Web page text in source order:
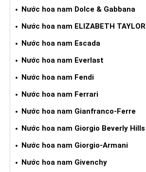
Nước hoa nam Dolce & Gabbana
Nước hoa nam ELIZABETH TAYLOR
Nước hoa nam Escada
Nước hoa nam Everlast
Nước hoa nam Fendi
Nước hoa nam Ferrari
Nước hoa nam Gianfranco-Ferre
Nước hoa nam Giorgio Beverly Hills
Nước hoa nam Giorgio-Armani
Nước hoa nam Givenchy